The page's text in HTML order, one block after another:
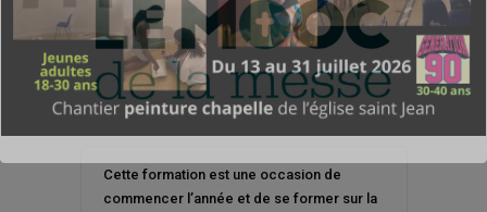
Cette formation est une occasion de
commencer l’année et de se former sur la